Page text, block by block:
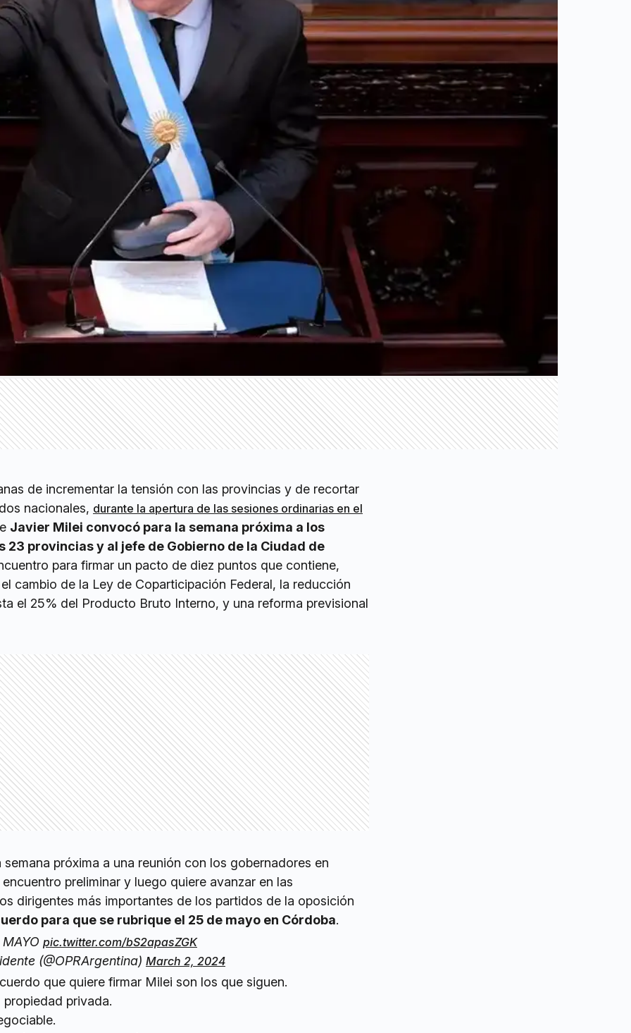
de incrementar la tensión con las provincias y de recortar
nacionales, durante la apertura de las sesiones ordinarias en el
Javier Milei convocó para la semana próxima a los
23 provincias y al jefe de Gobierno de la Ciudad de
para firmar un pacto de diez puntos que contiene,
cambio de la Ley de Coparticipación Federal, la reducción
el 25% del Producto Bruto Interno, y una reforma previsional
semana próxima a una reunión con los gobernadores en
preliminar y luego quiere avanzar en las
dirigentes más importantes de los partidos de la oposición
para que se rubrique el 25 de mayo en Córdoba.
pic.twitter.com/bS2apasZGK
(@OPRArgentina) March 2, 2024
que quiere firmar Milei son los que siguen.
privada.